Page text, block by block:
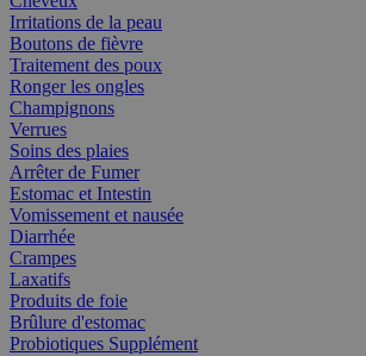
Irritations de la peau
Boutons de fièvre
Traitement des poux
Ronger les ongles
Champignons
Verrues
Soins des plaies
Arrêter de Fumer
Estomac et Intestin
Vomissement et nausée
Diarrhée
Crampes
Laxatifs
Produits de foie
Brûlure d'estomac
Probiotiques Supplément